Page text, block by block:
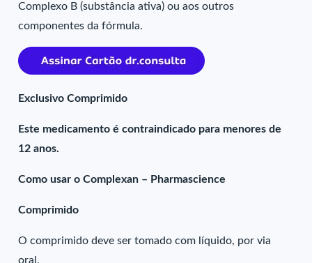
Complexo B (substância ativa) ou aos outros
componentes da fórmula.
Exclusivo Comprimido
Este medicamento é contraindicado para menores de
12 anos.
Como usar o Complexan – Pharmascience
Comprimido
O comprimido deve ser tomado com líquido, por via
oral.